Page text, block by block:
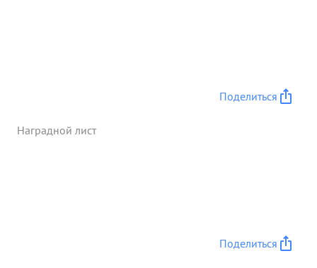
Поделиться
Наградной лист
Поделиться